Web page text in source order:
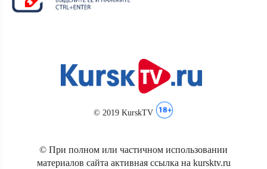
© 2019 KurskTV
© При полном или частичном использовании
материалов сайта активная ссылка на kursktv.ru